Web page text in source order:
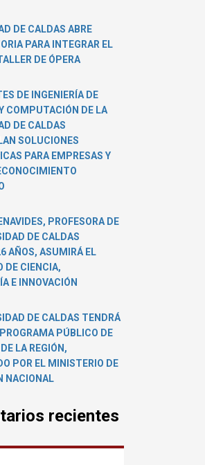
DE CALDAS ABRE
PARA INTEGRAR EL
DE ÓPERA
DE INGENIERÍA DE
COMPUTACIÓN DE LA
DE CALDAS
SOLUCIONES
PARA EMPRESAS Y
PROFESORA DE
DE CALDAS
AÑOS, ASUMIRÁ EL
DE CIENCIA,
E INNOVACIÓN
DE CALDAS TENDRÁ
PÚBLICO DE
LA REGIÓN,
POR EL MINISTERIO DE
NACIONAL
recientes